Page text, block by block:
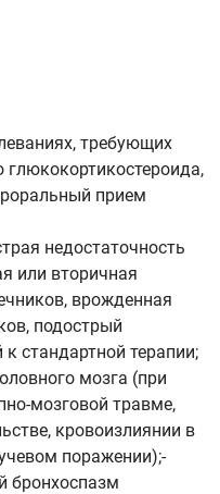
требующих
прием
недостаточность
или вторичная
врожденная
подострый
стандартной терапии;
мозга (при
мозговой травме,
кровоизлиянии в
поражении);-
бронхоспазм